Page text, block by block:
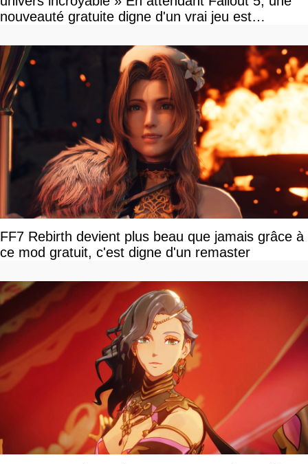
nouveauté gratuite digne d'un vrai jeu est
FF7 Rebirth devient plus beau que jamais grâce à
ce mod gratuit, c'est digne d'un remaster